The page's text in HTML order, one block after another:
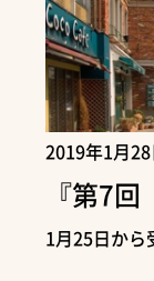
2019年1月28
『第7
1月25日か